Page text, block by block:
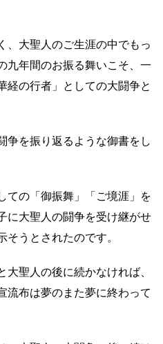
、大聖人のご生涯の中でもっ
九年間のお振る舞いこそ、一
経の行者」としての大闘争と
争を振り返るような御書をし
ての「御振舞」「ご境涯」を
に大聖人の闘争を受け継がせ
うとされたのです。
聖人の後に続かなければ、
流布は夢のまた夢に終わって